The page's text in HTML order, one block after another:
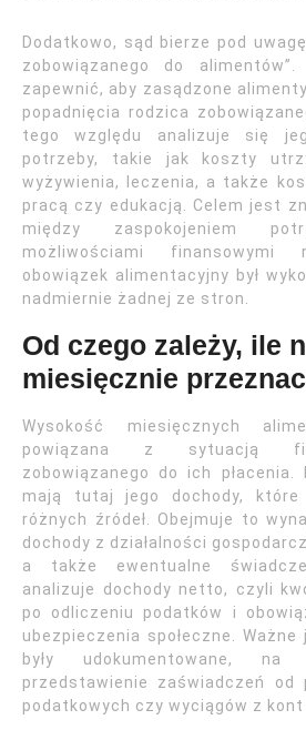
Dodatkowo, sąd bierze pod
zobowiązanego do
zapewnić, aby zasądzone
popadnięcia rodzica
tego względu analizuje się
potrzeby, takie jak koszty
wyżywienia, leczenia, a także
pracą czy edukacją. Celem jest
między zaspokojeniem
możliwościami
obowiązek alimentacyjny był
nadmiernie żadnej ze stron.
Od czego zależy, ile
miesięcznie
Wysokość miesięcznych
powiązana z sytuacją
zobowiązanego do ich płacenia.
mają tutaj jego dochody,
różnych źródeł. Obejmuje to
dochody z działalności
a także ewentualne
analizuje dochody netto, czyli
po odliczeniu podatków i
ubezpieczenia społeczne.
były udokumentowane, na
przedstawienie zaświadczeń od
podatkowych czy wyciągów z kont